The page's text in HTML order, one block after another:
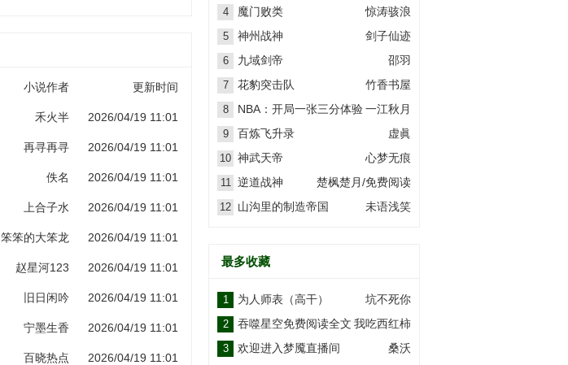
小说作者 更新时间
禾火半 2026/04/19 11:01
再寻再寻 2026/04/19 11:01
佚名 2026/04/19 11:01
上合子水 2026/04/19 11:01
笨笨的大笨龙 2026/04/19 11:01
赵星河123 2026/04/19 11:01
旧日闲吟 2026/04/19 11:01
宁墨生香 2026/04/19 11:01
百晓热点 2026/04/19 11:01
4 惊涛骇浪
魔门败类
5 剑子仙迹
神州战神
6 邵羽
九域剑帝
7 竹香书屋
花豹突击队
8 一江秋月
NBA：开局一张三分体验
卡
9 虚眞
百炼飞升录
10 心梦无痕
神武天帝
11 楚枫楚月/免费阅读
逆道战神
12 未语浅笑
山沟里的制造帝国
最多收藏
1 坑不死你
为人师表（高干）
2 我吃西红柿
吞噬星空免费阅读全文
3 桑沃
欢迎进入梦魇直播间